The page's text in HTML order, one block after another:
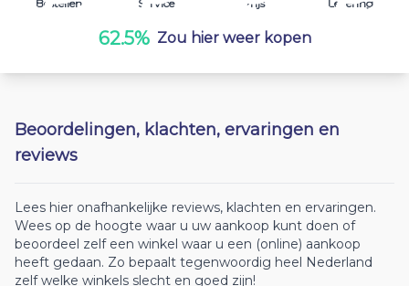
Bestellen Service Prijs Levering
62.5% Zou hier weer kopen
Beoordelingen, klachten, ervaringen en
reviews
Lees hier onafhankelijke reviews, klachten en ervaringen.
Wees op de hoogte waar u uw aankoop kunt doen of
beoordeel zelf een winkel waar u een (online) aankoop
heeft gedaan. Zo bepaalt tegenwoordig heel Nederland
zelf welke winkels slecht en goed zijn!